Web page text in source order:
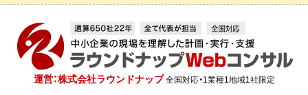
運営：株式会社ラウンドナップ 全国対応・1業種1地域1社限定